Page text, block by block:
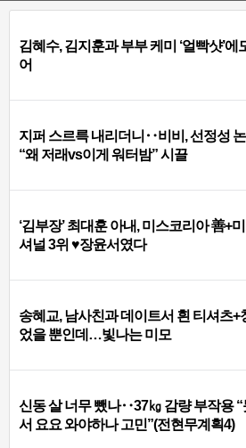
김혜수, 김지훈과 부부 케미 ‘얼빡샷’에
어
지퍼 스르륵 내리더니‥비비, 선정성
“왜 저래vs이게 워터밤” 시끌
‘김부장’ 최대훈 아내, 미스코리아 善+
셔널 3위 ♥장윤서였다
송혜교, 남사친과 데이트서 흰 티셔츠+
었을 뿐인데…빛나는 미모
신동 살 너무 뺐나‥37㎏ 감량 부작용 “
서 요요 와야하나 고민”(전현무계획4)